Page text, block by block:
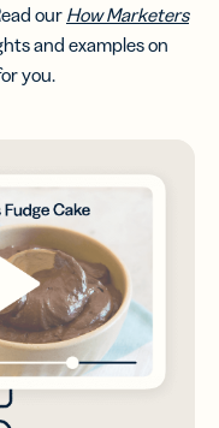
our How Marketers
and examples on
you.